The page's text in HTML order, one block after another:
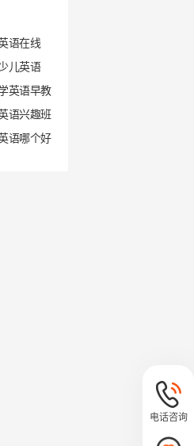
语在线
儿英语
英语早教
语兴趣班
语哪个好
电话咨询